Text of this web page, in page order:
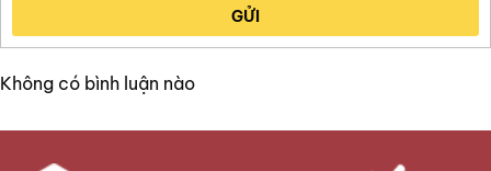
GỬI
Không có bình luận nào